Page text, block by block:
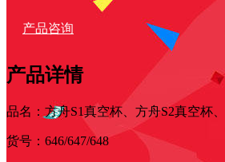
产品咨询
产品详情
品名：方舟S1真空杯、 方舟S2真空杯、
货号：646/647/648